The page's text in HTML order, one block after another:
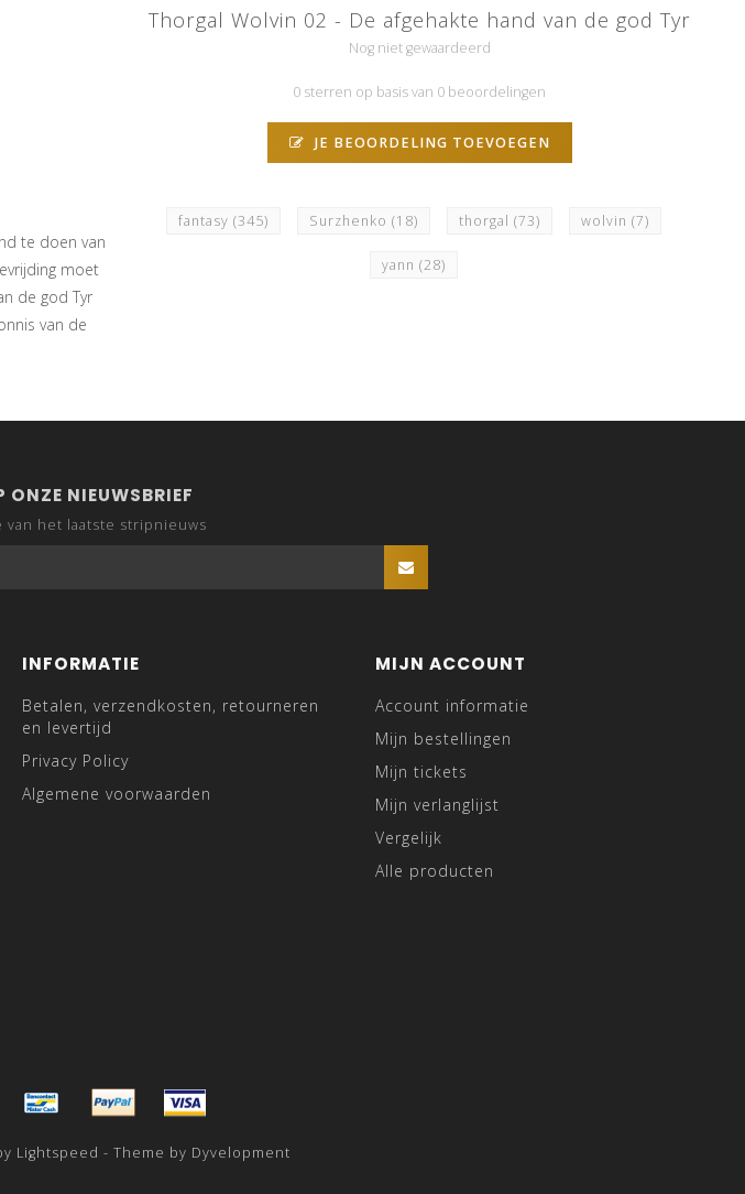
te doen van
moet
de god Tyr
van de
Thorgal Wolvin 02 - De afgehakte hand van de god Tyr
Nog niet gewaardeerd
0 sterren op basis van 0 beoordelingen
JE BEOORDELING TOEVOEGEN
fantasy(345) Surzhenko(18) thorgal(73) wolvin(7)
yann(28)
NIEUWSBRIEF
het laatste stripnieuws
INFORMATIE
Betalen, verzendkosten, retourneren
en levertijd
Privacy Policy
Algemene voorwaarden
MIJN ACCOUNT
Account informatie
Mijn bestellingen
Mijn tickets
Mijn verlanglijst
Vergelijk
Alle producten
Lightspeed - Theme by Dyvelopment